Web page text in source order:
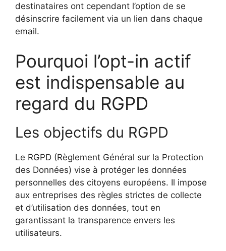
destinataires ont cependant l’option de se
désinscrire facilement via un lien dans chaque
email.
Pourquoi l’opt-in actif
est indispensable au
regard du RGPD
Les objectifs du RGPD
Le RGPD (Règlement Général sur la Protection
des Données) vise à protéger les données
personnelles des citoyens européens. Il impose
aux entreprises des règles strictes de collecte
et d’utilisation des données, tout en
garantissant la transparence envers les
utilisateurs.